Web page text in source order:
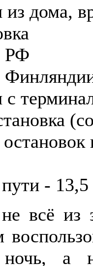
дома,
РФ
-
всё из
а